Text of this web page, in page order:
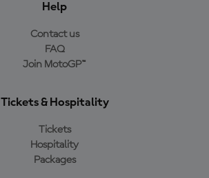
Help
Contact us
FAQ
Join MotoGP™
Tickets & Hospitality
Tickets
Hospitality
Packages